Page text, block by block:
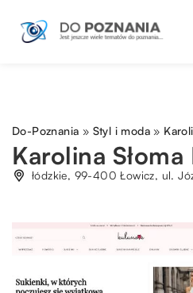
Do-Poznania » Styl i moda »
Karolina Słoma
łódzkie, 99-400 Łowicz, ul.